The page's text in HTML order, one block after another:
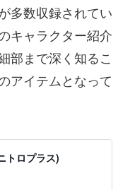
多数収録されてい
キャラクター紹介
部まで深く知るこ
アイテムとなって
トロプラス)